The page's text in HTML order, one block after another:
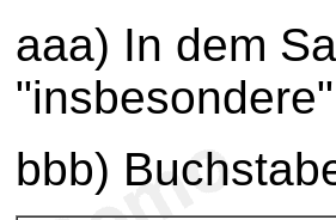
aaa) In dem
bbb)